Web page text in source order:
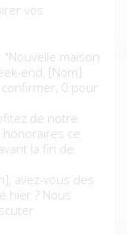
vos
maison
end, [Nom].
0 pour
de notre
ce
la fin de
avez-vous des
hier ? Nous